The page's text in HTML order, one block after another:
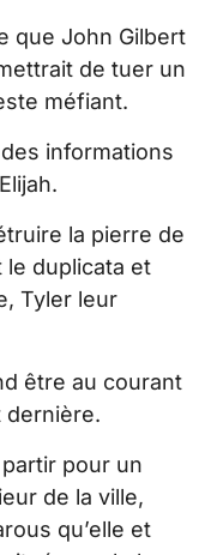
que John Gilbert
de tuer un
méfiant.
informations
la pierre de
le duplicata et
Tyler leur
être au courant
dernière.
pour un
de la ville,
qu’elle et